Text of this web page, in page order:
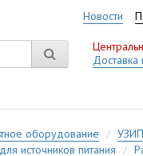
Новости
Доставка
оборудование
источников питания